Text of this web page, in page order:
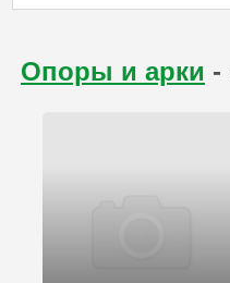
Опоры и арки -